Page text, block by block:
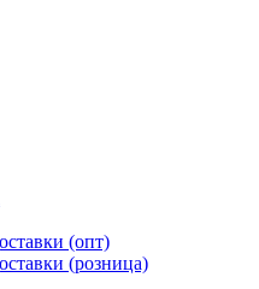
(опт)
(розница)